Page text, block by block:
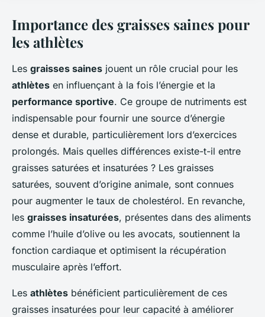
Importance des graisses saines pour
les athlètes
Les graisses saines jouent un rôle crucial pour les
athlètes en influençant à la fois l’énergie et la
performance sportive. Ce groupe de nutriments est
indispensable pour fournir une source d’énergie
dense et durable, particulièrement lors d’exercices
prolongés. Mais quelles différences existe-t-il entre
graisses saturées et insaturées ? Les graisses
saturées, souvent d’origine animale, sont connues
pour augmenter le taux de cholestérol. En revanche,
les graisses insaturées, présentes dans des aliments
comme l’huile d’olive ou les avocats, soutiennent la
fonction cardiaque et optimisent la récupération
musculaire après l’effort.
Les athlètes bénéficient particulièrement de ces
graisses insaturées pour leur capacité à améliorer